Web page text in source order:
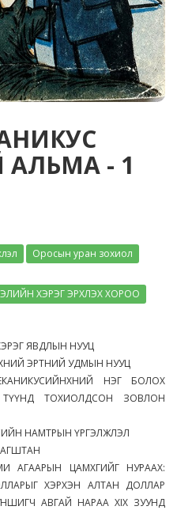
АЛЬМА - 1
Оросын уран зохиол
ХЭРЭГ ЭРХЛЭХ ХОРОО
ХЭРЭГ ЯВДЛЫН НУУЦ
ЭРТНИЙ УДМЫН НУУЦ
НЭГ БОЛОХ
ТОХИОЛДСОН ЗОВЛОН
НАМТРЫН ҮРГЭЛЖЛЭЛ
АГААРЫН ЦАМХГИЙГ НУРААХ:
ХЭРХЭН АЛТАН ДОЛЛАР
АВГАЙ НАРАА XIX ЗУУНД